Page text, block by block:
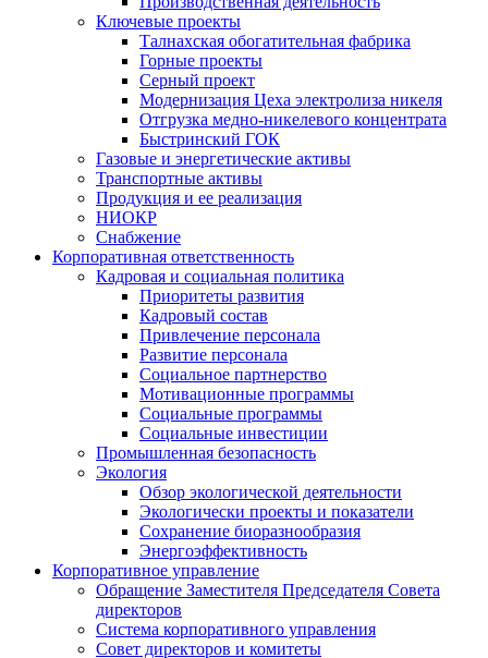
Ключевые проекты
Талнахская обогатительная фабрика
Горные проекты
Серный проект
Модернизация Цеха электролиза никеля
Отгрузка медно-никелевого концентрата
Быстринский ГОК
Газовые и энергетические активы
Транспортные активы
Продукция и ее реализация
НИОКР
Снабжение
Корпоративная ответственность
Кадровая и социальная политика
Приоритеты развития
Кадровый состав
Привлечение персонала
Развитие персонала
Социальное партнерство
Мотивационные программы
Социальные программы
Социальные инвестиции
Промышленная безопасность
Экология
Обзор экологической деятельности
Экологически проекты и показатели
Сохранение биоразнообразия
Энергоэффективность
Корпоративное управление
Обращение Заместителя Председателя Совета
директоров
Система корпоративного управления
Совет директоров и комитеты